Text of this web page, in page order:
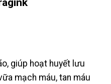
giúp hoạt huyết lưu
mạch máu, tan máu